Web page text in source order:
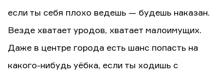
если ты себя плохо ведешь — будешь наказан.
Везде хватает уродов, хватает малоимущих.
Даже в центре города есть шанс попасть на
какого-нибудь уёбка, если ты ходишь с